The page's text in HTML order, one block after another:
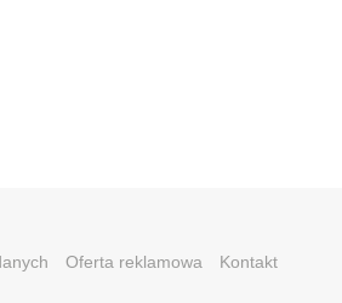
Oferta reklamowa Kontakt